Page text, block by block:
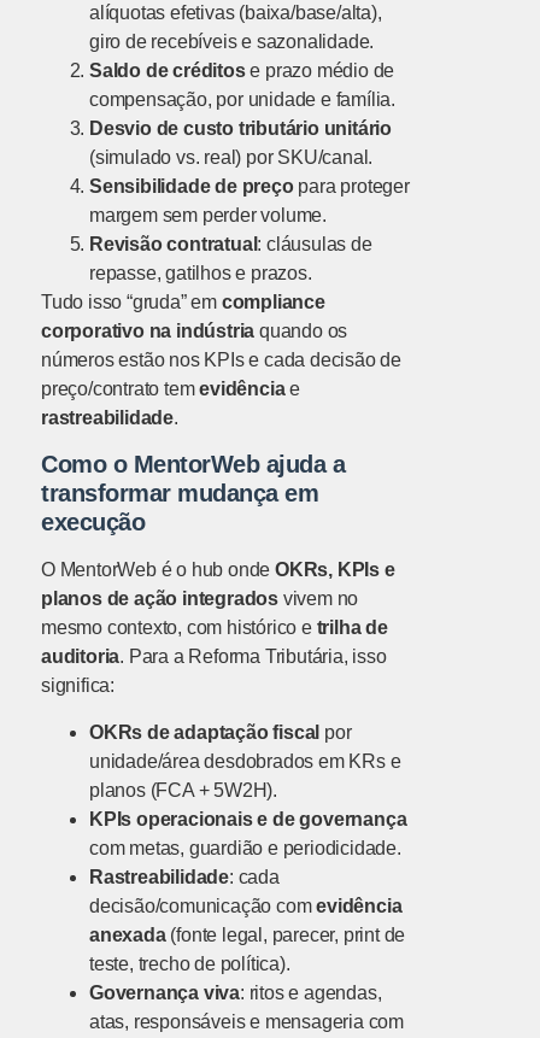
alíquotas efetivas (baixa/base/alta),
giro de recebíveis e sazonalidade.
Saldo de créditose prazo médio de
compensação, por unidade e família.
Desvio de custo tributário unitário
(simulado vs. real) por SKU/canal.
Sensibilidade de preçopara proteger
margem sem perder volume.
Revisão contratual : cláusulas de
repasse, gatilhos e prazos.
Tudo isso “gruda” em compliance
corporativo na indústria quando os
números estão nos KPIs e cada decisão de
preço/contrato temevidênciae
rastreabilidade.
Como o MentorWeb ajuda a
transformar mudança em
execução
O MentorWeb é o hub onde OKRs, KPIs e
planos de ação integrados vivem no
mesmo contexto, com histórico e trilha de
auditoria. Para a Reforma Tributária, isso
significa:
OKRs de adaptação fiscal por
unidade/área desdobrados em KRs e
planos (FCA + 5W2H).
KPIs operacionais e de governança
com metas, guardião e periodicidade.
Rastreabilidade: cada
decisão/comunicação comevidência
anexada(fonte legal, parecer, print de
teste, trecho de política).
Governança viva: ritos e agendas,
atas, responsáveis e mensageria com